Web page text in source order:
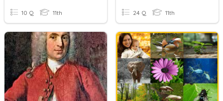
10 Q 11th 24 Q 11th